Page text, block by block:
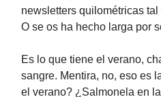
newsletters quilométricas
O se os ha hecho larga por
Es lo que tiene el verano,
sangre. Mentira, no, eso es
el verano? ¿Salmonela en